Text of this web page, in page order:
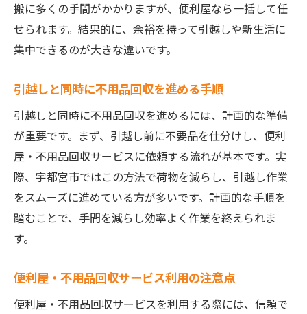
搬に多くの手間がかかりますが、便利屋なら一括して任
せられます。結果的に、余裕を持って引越しや新生活に
集中できるのが大きな違いです。
引越しと同時に不用品回収を進める手順
引越しと同時に不用品回収を進めるには、計画的な準備
が重要です。まず、引越し前に不要品を仕分けし、便利
屋・不用品回収サービスに依頼する流れが基本です。実
際、宇都宮市ではこの方法で荷物を減らし、引越し作業
をスムーズに進めている方が多いです。計画的な手順を
踏むことで、手間を減らし効率よく作業を終えられま
す。
便利屋・不用品回収サービス利用の注意点
便利屋・不用品回収サービスを利用する際には、信頼で